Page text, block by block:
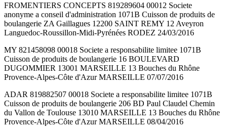
FROMENTIERS CONCEPTS 819289604 00012 Societe
anonyme a conseil d'administration 1071B Cuisson de produits de
boulangerie ZA Gaillagues 12200 SAINT REMY 12 Aveyron
Languedoc-Roussillon-Midi-Pyrénées RODEZ 24/03/2016
MY 821458098 00018 Societe a responsabilite limitee 1071B
Cuisson de produits de boulangerie 16 BOULEVARD
DUGOMMIER 13001 MARSEILLE 13 Bouches du Rhône
Provence-Alpes-Côte d'Azur MARSEILLE 07/07/2016
ADAR 819882507 00018 Societe a responsabilite limitee 1071B
Cuisson de produits de boulangerie 206 BD Paul Claudel Chemin
du Vallon de Toulouse 13010 MARSEILLE 13 Bouches du Rhône
Provence-Alpes-Côte d'Azur MARSEILLE 08/04/2016